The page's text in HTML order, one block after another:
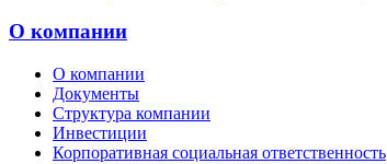
О компании
О компании
Документы
Структура компании
Инвестиции
Корпоративная социальная ответственность